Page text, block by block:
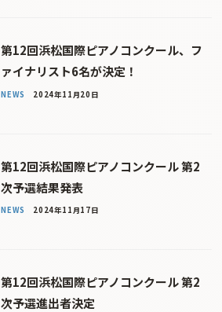
第12回浜松国際ピアノコンクール、フ
ァイナリスト6名が決定！
NEWS 2024年11月20日
第12回浜松国際ピアノコンクール 第2
次予選結果発表
NEWS 2024年11月17日
第12回浜松国際ピアノコンクール 第2
次予選進出者決定